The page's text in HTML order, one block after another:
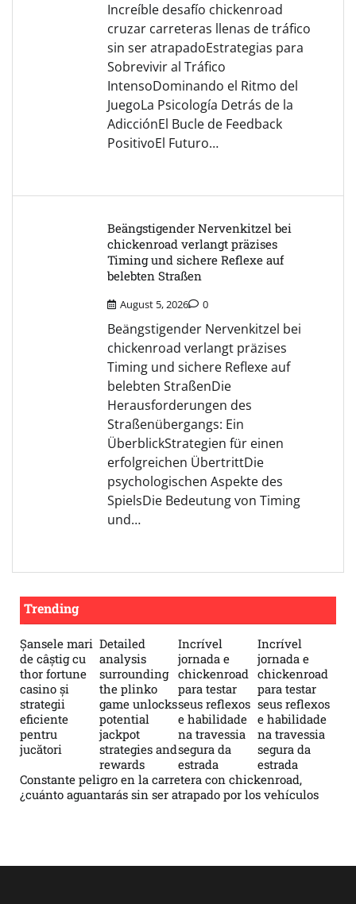
Increíble desafío chickenroad
cruzar carreteras llenas de tráfico
sin ser atrapadoEstrategias para
Sobrevivir al Tráfico
IntensoDominando el Ritmo del
JuegoLa Psicología Detrás de la
AdicciónEl Bucle de Feedback
PositivoEl Futuro…
Beängstigender Nervenkitzel bei
chickenroad verlangt präzises
Timing und sichere Reflexe auf
belebten Straßen
August 5, 2026 0
Beängstigender Nervenkitzel bei
chickenroad verlangt präzises
Timing und sichere Reflexe auf
belebten StraßenDie
Herausforderungen des
Straßenübergangs: Ein
ÜberblickStrategien für einen
erfolgreichen ÜbertrittDie
psychologischen Aspekte des
SpielsDie Bedeutung von Timing
und…
Trending
Șansele mari
de câștig cu
thor fortune
casino și
strategii
eficiente
pentru
jucători
Detailed
analysis
surrounding
the plinko
game unlocks
potential
jackpot
strategies and
rewards
Incrível
jornada e
chickenroad
para testar
seus reflexos
e habilidade
na travessia
segura da
estrada
Incrível
jornada e
chickenroad
para testar
seus reflexos
e habilidade
na travessia
segura da
estrada
Constante peligro en la carretera con chickenroad,
¿cuánto aguantarás sin ser atrapado por los vehículos